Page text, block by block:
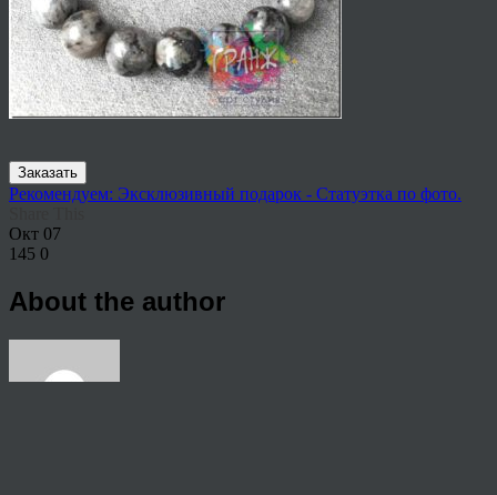
Заказать
Рекомендуем: Эксклюзивный подарок - Статуэтка по фото.
Окт 07
145 0
About the author